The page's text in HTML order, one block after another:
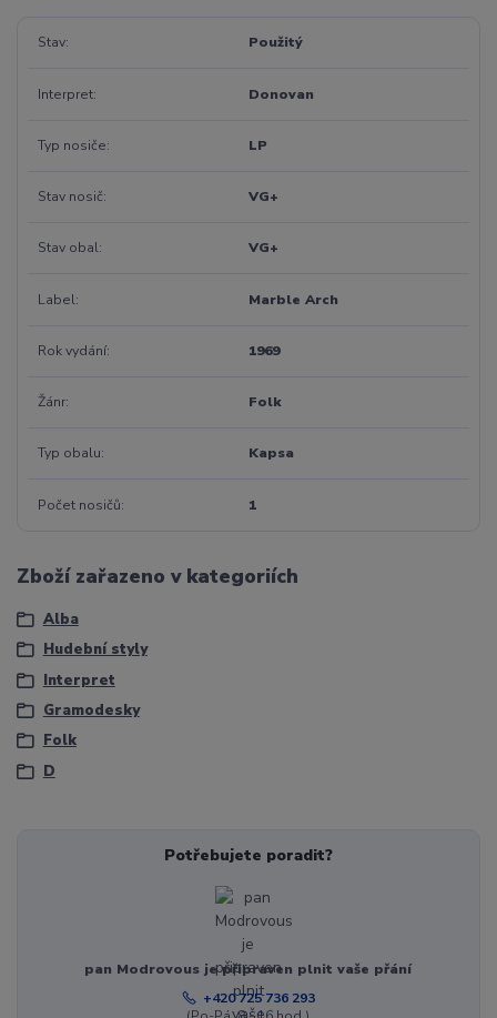
Stav Použitý
Interpret Donovan
Typ nosiče LP
Stav nosič VG+
Stav obal VG+
Label Marble Arch
Rok vydání 1969
Žánr Folk
Typ obalu Kapsa
Počet nosičů 1
Zboží zařazeno v kategoriích
Alba
Hudební styly
Interpret
Gramodesky
Folk
D
Potřebujete poradit?
pan Modrovous je připraven plnit vaše přání
+420 725 736 293